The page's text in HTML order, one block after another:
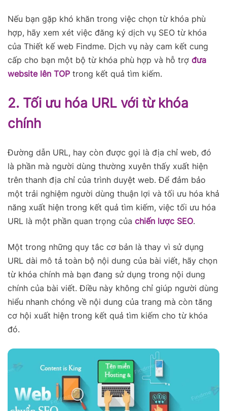
Nếu bạn gặp khó khăn trong việc chọn từ khóa phù
hợp, hãy xem xét việc đăng ký dịch vụ SEO từ khóa
của Thiết kế web Findme. Dịch vụ này cam kết cung
cấp cho bạn một bộ từ khóa phù hợp và hỗ trợ đưa
website lên TOP trong kết quả tìm kiếm.
2. Tối ưu hóa URL với từ khóa
chính
Đường dẫn URL, hay còn được gọi là địa chỉ web, đó
là phần mà người dùng thường xuyên thấy xuất hiện
trên thanh địa chỉ của trình duyệt web. Để đảm bảo
một trải nghiệm người dùng thuận lợi và tối ưu hóa khả
năng xuất hiện trong kết quả tìm kiếm, việc tối ưu hóa
URL là một phần quan trọng của chiến lược SEO.
Một trong những quy tắc cơ bản là thay vì sử dụng
URL dài mô tả toàn bộ nội dung của bài viết, hãy chọn
từ khóa chính mà bạn đang sử dụng trong nội dung
chính của bài viết. Điều này không chỉ giúp người dùng
hiểu nhanh chóng về nội dung của trang mà còn tăng
cơ hội xuất hiện trong kết quả tìm kiếm cho từ khóa
đó.